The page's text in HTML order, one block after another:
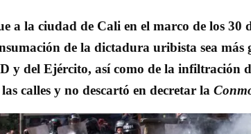
a la ciudad de Cali en el marco de los 30
de la dictadura uribista sea
y del Ejército, así como de la infiltración
calles y no descartó en decretar la